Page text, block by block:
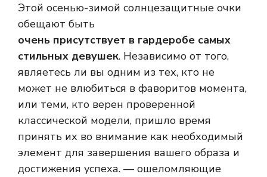
Этой осенью-зимой солнцезащитные очки
обещают быть
очень присутствует в гардеробе самых
стильных девушек. Независимо от того,
являетесь ли вы одним из тех, кто не
может не влюбиться в фаворитов момента,
или теми, кто верен проверенной
классической модели, пришло время
принять их во внимание как необходимый
элемент для завершения вашего образа и
достижения успеха. — ошеломляющие